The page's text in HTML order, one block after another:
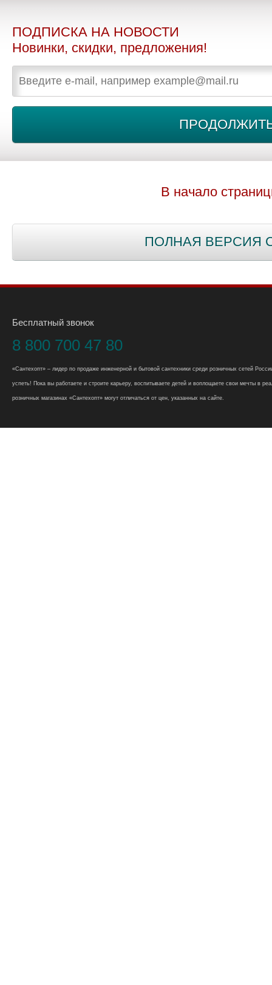
ПОДПИСКА НА НОВОСТИ
Новинки, скидки, предложения!
В начало
ПОЛНАЯ ВЕРСИЯ
Бесплатный звонок
8 800 700 47 80
«Сантехопт» – лидер по продаже инженерной и бытовой сантехники среди розничных сетей
успеть! Пока вы работаете и строите карьеру, воспитываете детей и воплощаете свои мечты в
розничных магазинах «Сантехопт» могут отличаться от цен, указанных на сайте.